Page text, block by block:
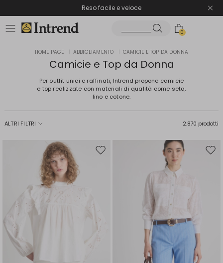
Spedizione gratuita
Reso facile e veloce
0
HOME PAGE ABBIGLIAMENTO CAMICIE E TOP DA DONNA
Camicie e Top da Donna
Per outfit unici e raffinati, Intrend propone camicie
e top realizzate con materiali di qualità come seta,
lino e cotone.
ALTRI FILTRI 2.870 prodotti
Sposta